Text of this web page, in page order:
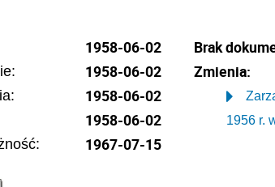
1958-06-02
1958-06-02
1958-06-02
1958-06-02
1967-07-15
Brak
Zmienia:
1956 r.